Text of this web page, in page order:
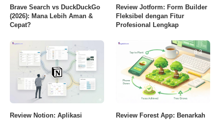
Brave Search vs DuckDuckGo
(2026): Mana Lebih Aman &
Cepat?
Review Jotform: Form Builder
Fleksibel dengan Fitur
Profesional Lengkap
8.4
Review Notion: Aplikasi
8.3
Review Forest App: Benarkah